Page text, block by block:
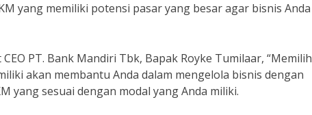
yang memiliki potensi pasar yang besar agar bisnis Anda
PT. Bank Mandiri Tbk, Bapak Royke Tumilaar, “Memilih
akan membantu Anda dalam mengelola bisnis dengan
yang sesuai dengan modal yang Anda miliki.